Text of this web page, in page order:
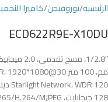
الرئيسية يوروفيجن كاميرا
ECD622R9E-X10DU
128 جيجابايت، H.265/H.264/MJPEG، ثلاثية